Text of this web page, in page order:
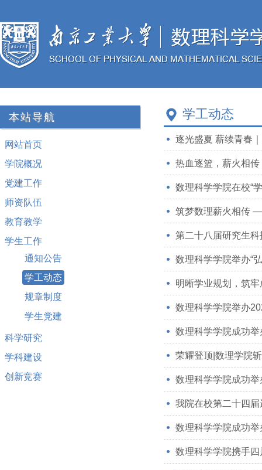
本站导航
网站首页
学院概况
党建工作
师资队伍
教育教学
学生工作
通知公告
学工动态
规章制度
学生党建
科学研究
学科建设
创新竞赛
学工动态
逐光盛夏 薪续青春
热血逐篮，薪火相传
数理科学学院在校“
筑梦数理薪火相传
第二十八届研究生
数理科学学院举办“
明晰学业规划，筑
数理科学学院举办
数理科学学院成功
荣耀登顶|数理学院
数理科学学院成功举
我院在校第二十四
数理科学学院成功举
数理科学学院携手